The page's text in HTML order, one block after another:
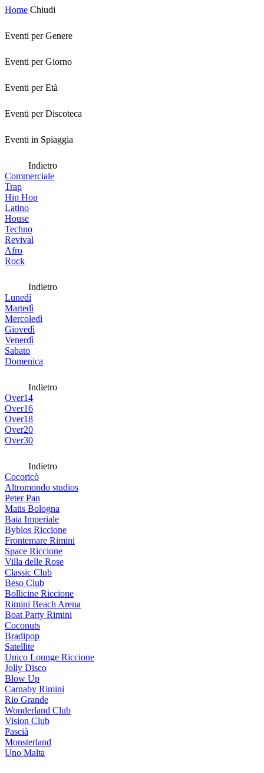
Home Chiudi
Eventi per Genere
Eventi per Giorno
Eventi per Età
Eventi per Discoteca
Eventi in Spiaggia
Indietro
Commerciale
Trap
Hip Hop
Latino
House
Techno
Revival
Afro
Rock
Indietro
Lunedì
Martedì
Mercoledì
Giovedì
Venerdì
Sabato
Domenica
Indietro
Over14
Over16
Over18
Over20
Over30
Indietro
Cocoricò
Altromondo studios
Peter Pan
Matis Bologna
Baia Imperiale
Byblos Riccione
Frontemare Rimini
Space Riccione
Villa delle Rose
Classic Club
Beso Club
Bollicine Riccione
Rimini Beach Arena
Boat Party Rimini
Coconuts
Bradipop
Satellite
Unico Lounge Riccione
Jolly Disco
Blow Up
Carnaby Rimini
Rio Grande
Wonderland Club
Vision Club
Pascià
Monsterland
Uno Malta